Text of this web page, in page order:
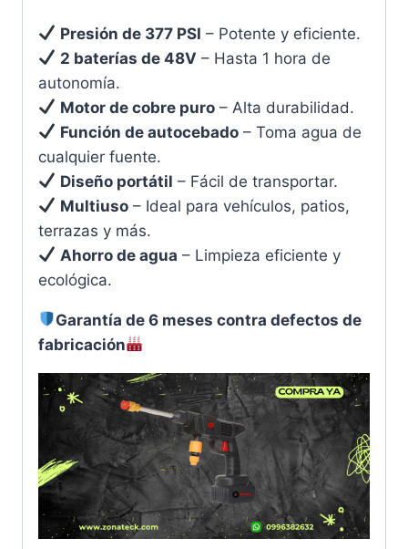
Presión de 377 PSI – Potente y eficiente.
2 baterías de 48V – Hasta 1 hora de
autonomía.
Motor de cobre puro – Alta durabilidad.
Función de autocebado – Toma agua de
cualquier fuente.
Diseño portátil – Fácil de transportar.
Multiuso – Ideal para vehículos, patios,
terrazas y más.
Ahorro de agua – Limpieza eficiente y
ecológica.
Garantía de 6 meses contra defectos de
fabricación